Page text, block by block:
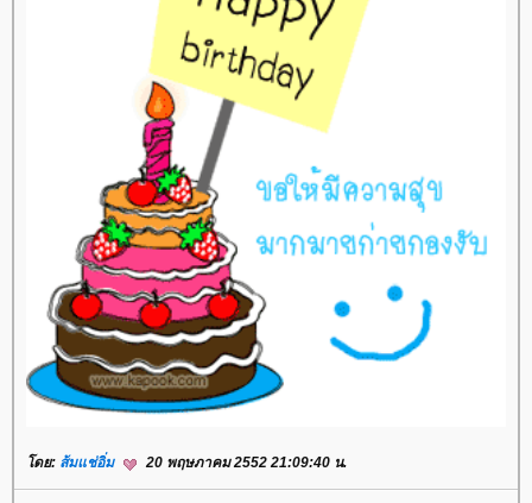
ดย: ส้มแช่อิ่ม 20 พฤษภาคม 2552 21:09:40 น.